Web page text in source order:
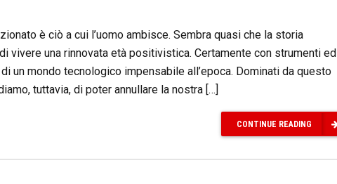
è ciò a cui l’uomo ambisce. Sembra quasi che la storia
vivere una rinnovata età positivistica. Certamente con strumenti ed
un mondo tecnologico impensabile all’epoca. Dominati da questo
tuttavia, di poter annullare la nostra […]
CONTINUE READING